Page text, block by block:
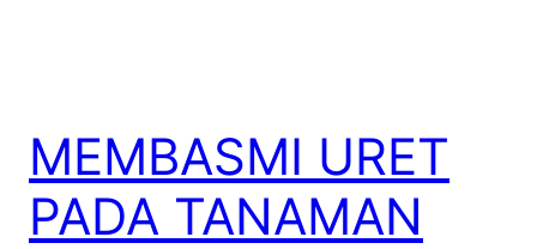
MEMBASMI URET
PADA TANAMAN